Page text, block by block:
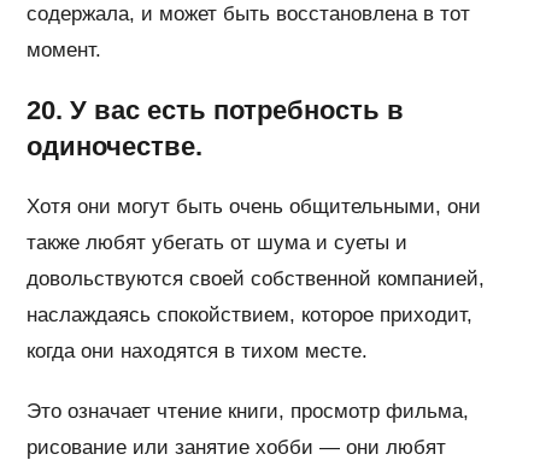
содержала, и может быть восстановлена ​​в тот
момент.
20. У вас есть потребность в
одиночестве.
Хотя они могут быть очень общительными, они
также любят убегать от шума и суеты и
довольствуются своей собственной компанией,
наслаждаясь спокойствием, которое приходит,
когда они находятся в тихом месте.
Это означает чтение книги, просмотр фильма,
рисование или занятие хобби — они любят